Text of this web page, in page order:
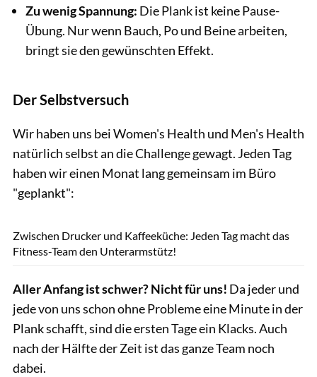
Zu wenig Spannung: Die Plank ist keine Pause-
Übung. Nur wenn Bauch, Po und Beine arbeiten,
bringt sie den gewünschten Effekt.
Der Selbstversuch
Wir haben uns bei Women's Health und Men's Health
natürlich selbst an die Challenge gewagt. Jeden Tag
haben wir einen Monat lang gemeinsam im Büro
"geplankt":
Zwischen Drucker und Kaffeeküche: Jeden Tag macht das
Fitness-Team den Unterarmstütz!
Aller Anfang ist schwer? Nicht für uns! Da jeder und
jede von uns schon ohne Probleme eine Minute in der
Plank schafft, sind die ersten Tage ein Klacks. Auch
nach der Hälfte der Zeit ist das ganze Team noch
dabei.